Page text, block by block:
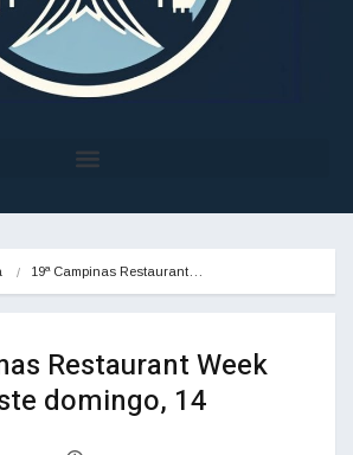
19ª Campinas Restaurant…
Restaurant Week
domingo, 14